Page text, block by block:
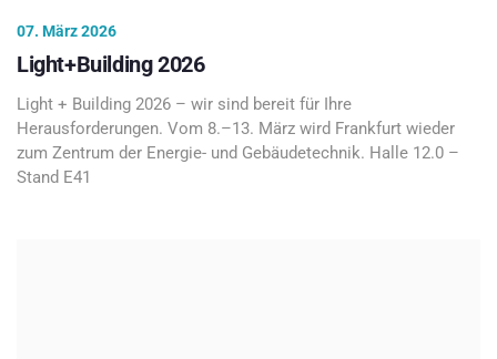
07. März 2026
Light+Building 2026
Light + Building 2026 – wir sind bereit für Ihre
Herausforderungen. Vom 8.–13. März wird Frankfurt wieder
zum Zentrum der Energie- und Gebäudetechnik. Halle 12.0 –
Stand E41